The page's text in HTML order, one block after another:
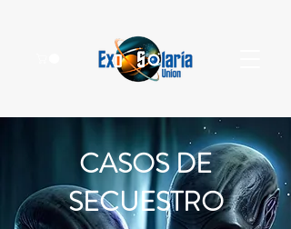
CASOS DE
SECUESTRO